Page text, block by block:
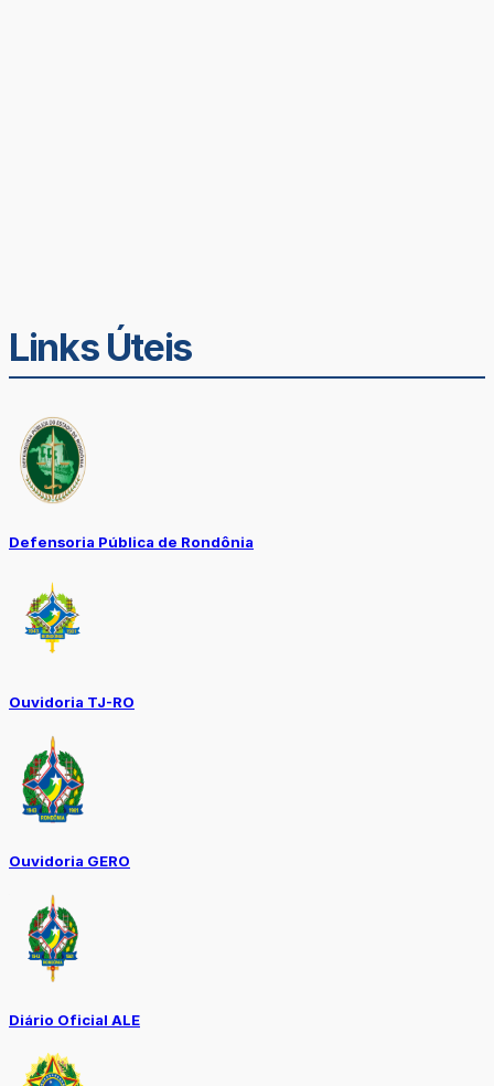
Links Úteis
Defensoria Pública de Rondônia
Ouvidoria TJ-RO
Ouvidoria GERO
Diário Oficial ALE